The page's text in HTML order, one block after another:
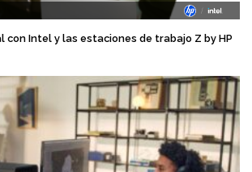
con Intel y las estaciones de trabajo Z by HP